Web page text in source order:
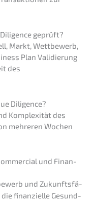
geprüft?
Markt, Wettbe­werb,
Plan Validie­rung
des
Diligence?
Komple­xi­tät des
mehre­ren Wochen
und Finan­
und Zukunfts­fä­
die finan­zi­el­le Gesund­